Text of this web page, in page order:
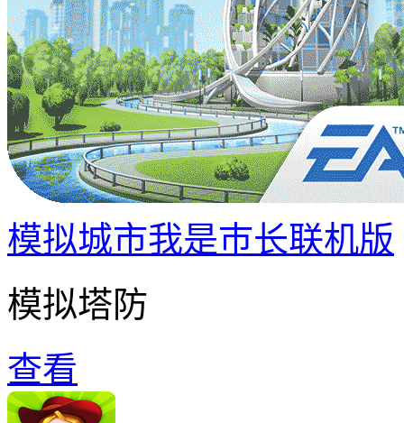
模拟城市我是巿长联机版
模拟塔防
查看